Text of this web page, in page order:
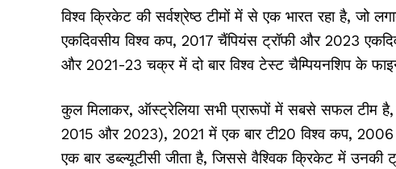
विश्व क्रिकेट की सर्वश्रेष्ठ टीमों में से एक भारत रहा है, जो
एकदिवसीय विश्व कप, 2017 चैंपियंस ट्रॉफी और 2023
और 2021-23 चक्र में दो बार विश्व टेस्ट चैम्पियनशिप के
कुल मिलाकर, ऑस्ट्रेलिया सभी प्रारूपों में सबसे सफल टीम
2015 और 2023), 2021 में एक बार टी20 विश्व कप,
एक बार डब्ल्यूटीसी जीता है, जिससे वैश्विक क्रिकेट में उनकी